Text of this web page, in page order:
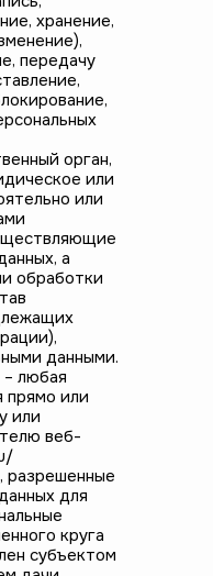
хранение,
передачу
орган,
или
или
а
обработки
данными.
любая
прямо или
или
веб-
разрешенные
для
круга
субъектом